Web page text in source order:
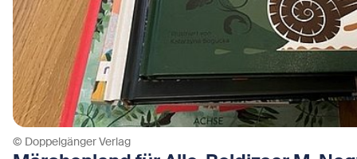
© Doppelgänger Verlag